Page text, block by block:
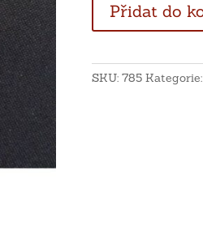
náušnice
z
malachitů
Přidat do
SKU: 785 Kategorie: